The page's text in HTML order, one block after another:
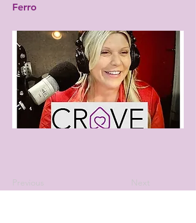
Ferro
Previous Next